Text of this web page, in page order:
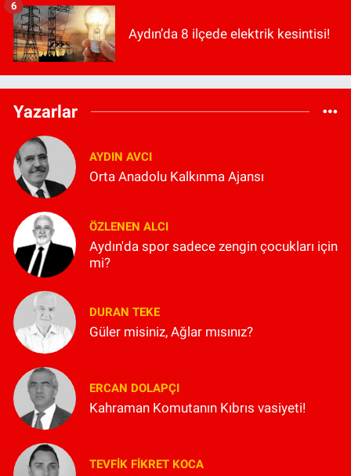
Aydın’da 8 ilçede elektrik kesintisi!
6
Yazarlar
AYDIN AVCI
Orta Anadolu Kalkınma Ajansı
ÖZLENEN ALCI
Aydın'da spor sadece zengin çocukları için
mi?
DURAN TEKE
Güler misiniz, Ağlar mısınız?
ERCAN DOLAPÇI
Kahraman Komutanın Kıbrıs vasiyeti!
TEVFIK FIKRET KOCA